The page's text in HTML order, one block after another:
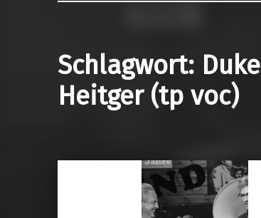
Schlagwort: Duke
Heitger (tp voc)